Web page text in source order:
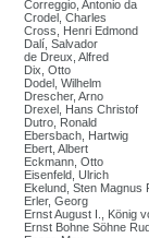
Correggio, Antonio da
Crodel, Charles
Cross, Henri Edmond
Dalí, Salvador
de Dreux, Alfred
Dix, Otto
Dodel, Wilhelm
Drescher, Arno
Drexel, Hans Christof
Dutro, Ronald
Ebersbach, Hartwig
Ebert, Albert
Eckmann, Otto
Eisenfeld, Ulrich
Ekelund, Sten Magnus
Erler, Georg
Ernst August I., König
Ernst Bohne Söhne